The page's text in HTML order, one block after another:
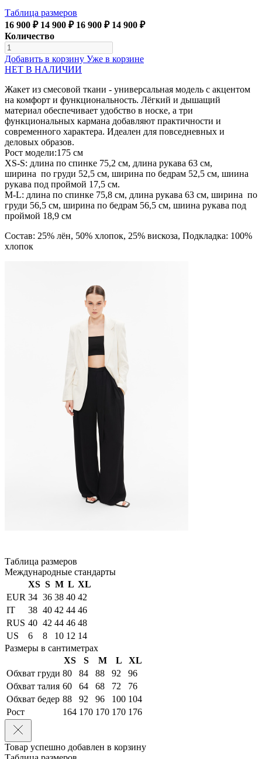
Таблица размеров
16 900 ₽ 14 900 ₽ 16 900 ₽ 14 900 ₽
Количество
Добавить в корзину Уже в корзине
НЕТ В НАЛИЧИИ
Жакет из смесовой ткани - универсальная модель с акцентом
на комфорт и функциональность. Лёгкий и дышащий
материал обеспечивает удобство в носке, а три
функциональных кармана добавляют практичности и
современного характера. Идеален для повседневных и
деловых образов.
Рост модели:175 см
ХS-S: длина по спинке 75,2 см, длина рукава 63 см,
ширина по груди 52,5 см, ширина по бедрам 52,5 см, шиина
рукава под проймой 17,5 см.
M-L: длина по спинке 75,8 см, длина рукава 63 см, ширина по
груди 56,5 см, ширина по бедрам 56,5 см, шиина рукава под
проймой 18,9 см
Состав: 25% лён, 50% хлопок, 25% вискоза, Подкладка: 100%
хлопок
Таблица размеров
Международные стандарты
XS S M L XL
EUR 34 36 38 40 42
IT
38 40 42 44 46
RUS 40 42 44 46 48
US
6 8 10 12 14
Размеры в сантиметрах
XS
S M L
XL
Обхват груди 80 84 88 92
96
Обхват талия 60 64 68 72
76
Обхват бедер 88 92 96 100 104
Рост
164 170 170 170 176
Товар успешно добавлен в корзину